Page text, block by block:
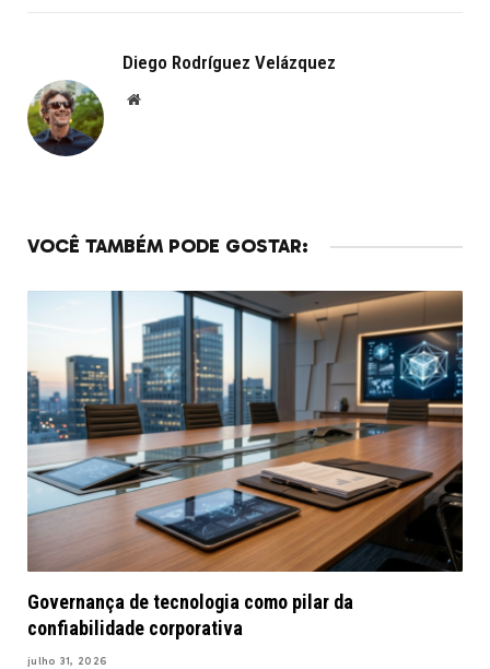
Diego Rodríguez Velázquez
Website
VOCÊ TAMBÉM PODE GOSTAR:
Governança de tecnologia como pilar da
confiabilidade corporativa
julho 31, 2026